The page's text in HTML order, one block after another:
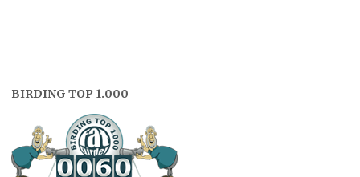
BIRDING TOP 1.000